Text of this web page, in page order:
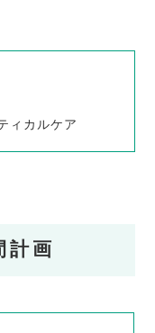
ィカルケア
計画